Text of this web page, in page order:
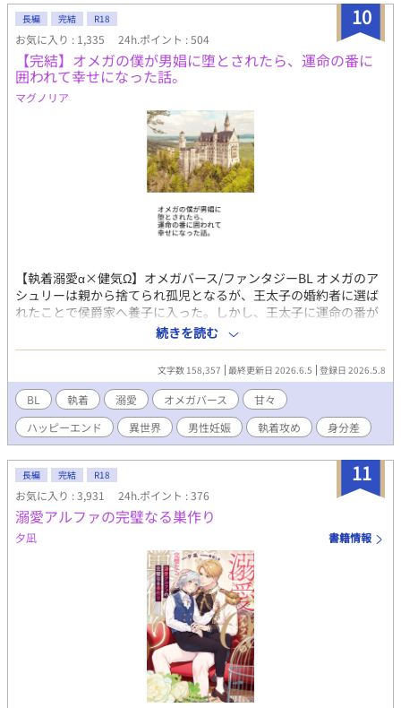
助かります。
10
長編 完結 R18
お気に入り : 1,335 24h.ポイント : 504
【完結】オメガの僕が男娼に堕とされたら、運命の番に
囲われて幸せになった話。
マグノリア
【執着溺愛α×健気Ω】オメガバース/ファンタジーBL オメガのア
シュリーは親から捨てられ孤児となるが、王太子の婚約者に選ば
れたことで侯爵家へ養子に入った。しかし、王太子に運命の番が
現れ、アシュリーは婚約破棄されて王都を追放される。 平民に堕
ちたアシュリーが連れてこられたのは、身寄りのないオメガが助
け合って暮らす娼館だった。そこで初めての客を取るため緊張し
ていたアシュリーの前に、辺境の地を守る美貌の兵士、ジョナサ
ンが現れる――。 侯爵子息から男娼に堕ちたオメガが、多くの人
に助けられて幸せをつかむ話です。 主人公の初恋の成就と、恋人
同士の甘々な時間をお届けします。子供もたくさん生まれます。
性描写があるエピソードには（☆）を付けております。 無理やり
の行為は一切なく、主人公の相手は初めから運命の番ひとりだけ
です。 アルファポリス様の独占公開です。 ※本編完結済。今後は
甘々の後日談を不定期に投稿します。 【番外編：後日談追加】完
結記念SS『癒しの時間』を追加しました。皆様に楽しんでいただ
ければ幸いです。
続きを読む
文字数 158,357 最終更新日 2026.6.5 登録日 2026.5.8
BL 執着 溺愛 オメガバース
甘々
ハッピーエンド
異世界 男性妊娠 執着攻め 身分差
11
長編 完結 R18
お気に入り : 3,931 24h.ポイント : 376
溺愛アルファの完璧なる巣作り
夕凪 書籍情報